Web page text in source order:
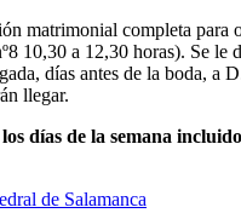
matrimonial completa para
10,30 a 12,30 horas). Se
días antes de la boda,
llegar.
días de la semana
de Salamanca